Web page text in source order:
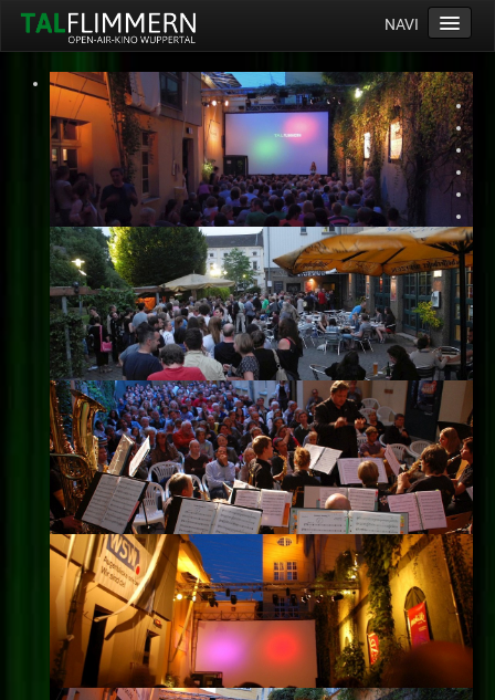
NAVI
Home
Programm
Service
Ticketinfos
Ort
Anreise
Wetter
Kinogutschein
Konzept
Archiv
Kontakt
Impressum
Datenschutz